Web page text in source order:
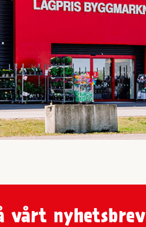
vårt nyhetsbrev